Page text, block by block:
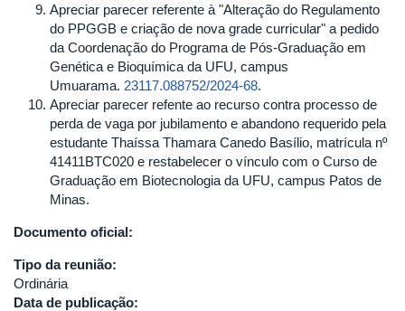
Apreciar parecer referente à "Alteração do Regulamento
do PPGGB e criação de nova grade curricular" a pedido
da Coordenação do Programa de Pós-Graduação em
Genética e Bioquímica da UFU, campus
Umuarama. 23117.088752/2024-68.
Apreciar parecer refente ao recurso contra processo de
perda de vaga por jubilamento e abandono requerido pela
estudante Thaíssa Thamara Canedo Basílio, matrícula nº
41411BTC020 e restabelecer o vínculo com o Curso de
Graduação em Biotecnologia da UFU, campus Patos de
Minas.
Documento oficial:
Tipo da reunião:
Ordinária
Data de publicação: